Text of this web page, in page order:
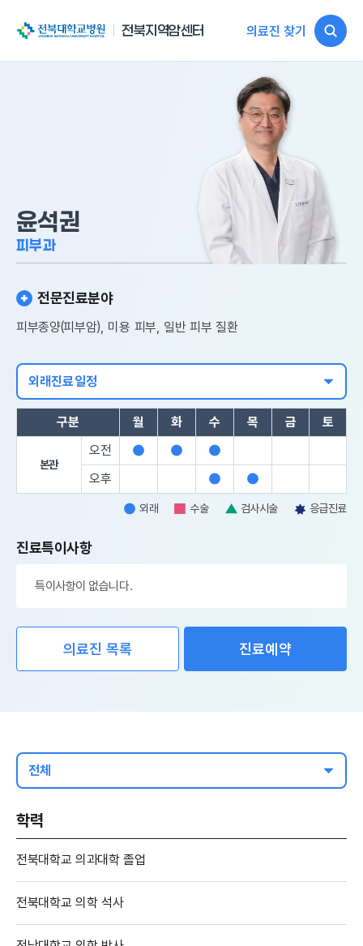
전북대학교병원
전북지역암센터 의료진 찾기
윤석권
피부과
전문진료분야
피부종양(피부암), 미용 피부, 일반 피부 질환
외래진료일정
구분 월 화 수 목 금 토
본관
오전
외
외
외
래
오후
외
외
래
외
외래
수
수술
검검사시술
응응급진료
진료특이사항
특이사항이 없습니다.
의료진 목록 진료예약
전체
학력
전북대학교 의과대학 졸업
전북대학교 의학 석사